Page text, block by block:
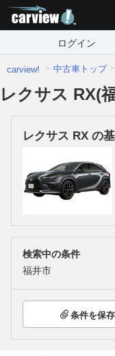
ログイン
carview! 中古車トップ
レクサス RX(
レクサス RX の
検索中の条件
福井市
条件を保存